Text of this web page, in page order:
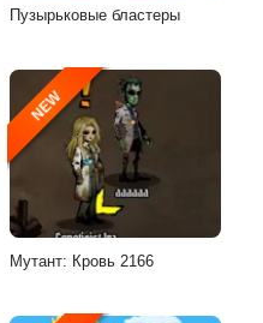
Пузырьковые бластеры
NEW
Мутант: Кровь 2166